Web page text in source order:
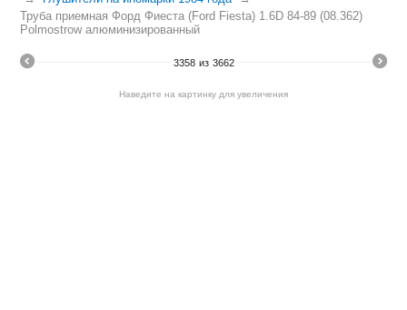
Труба приемная Форд Фиеста (Ford Fiesta) 1.6D 84-89 (08.362)
Polmostrow алюминизированный
3358 из 3662
Наведите на картинку для увеличения